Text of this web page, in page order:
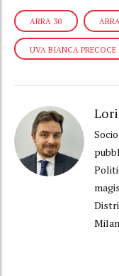
ARRA 30
UVA BIANCA PRECOCE